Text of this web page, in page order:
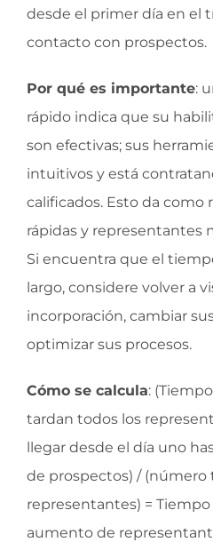
desde el primer día en el
contacto con prospectos.
Por qué es importante:
rápido indica que su
son efectivas; sus
intuitivos y está
calificados. Esto da como
rápidas y representantes
Si encuentra que el
largo, considere volver a
incorporación, cambiar
optimizar sus procesos.
Cómo se calcula:
tardan todos los
llegar desde el día uno
de prospectos) / (número
representantes) =
aumento de